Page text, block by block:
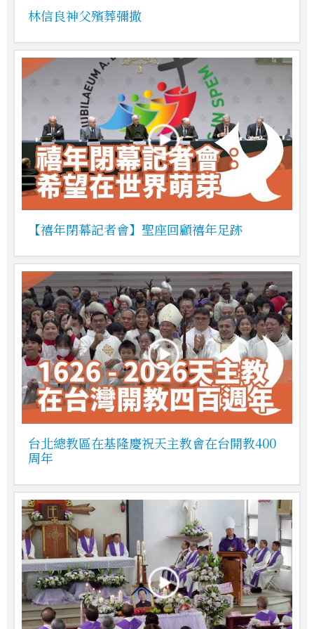
林信良神父殯葬彌撒
【禧年閉幕記者會】聖座回顧禧年足跡
台北總教區在基隆慶祝天主教會在台開教400
周年